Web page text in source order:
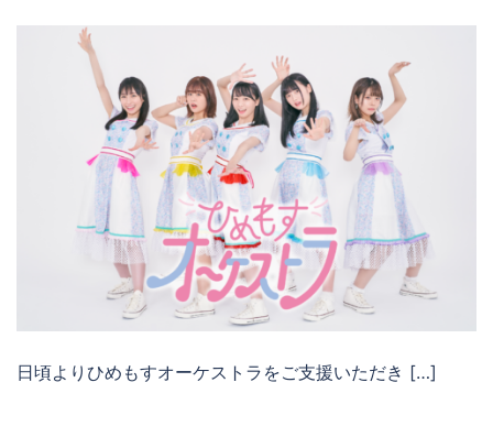
日頃よりひめもすオーケストラをご支援いただき […]